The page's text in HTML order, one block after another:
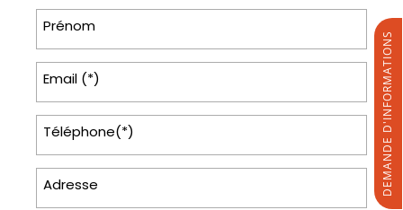
Prénom
Email (*)
Téléphone(*)
Adresse DEMANDE D'INFORMATIONS